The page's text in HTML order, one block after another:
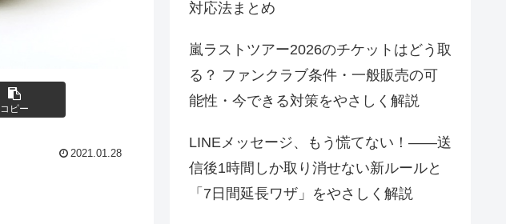
コピー
2021.01.28
対応法まとめ
嵐ラストツアー2026のチケットはどう取
る？ ファンクラブ条件・一般販売の可
能性・今できる対策をやさしく解説
LINEメッセージ、もう慌てない！――送
信後1時間しか取り消せない新ルールと
「7日間延長ワザ」をやさしく解説